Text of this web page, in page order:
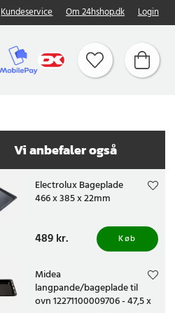
Kundeservice Om 24hshop.dk Login
Vi anbefaler også
Electrolux Bageplade
466 x 385 x 22mm
Pris: 489 kr.
489 kr. Køb
Midea
langpande/bageplade til
ovn 12271100009706 - 47,5 x